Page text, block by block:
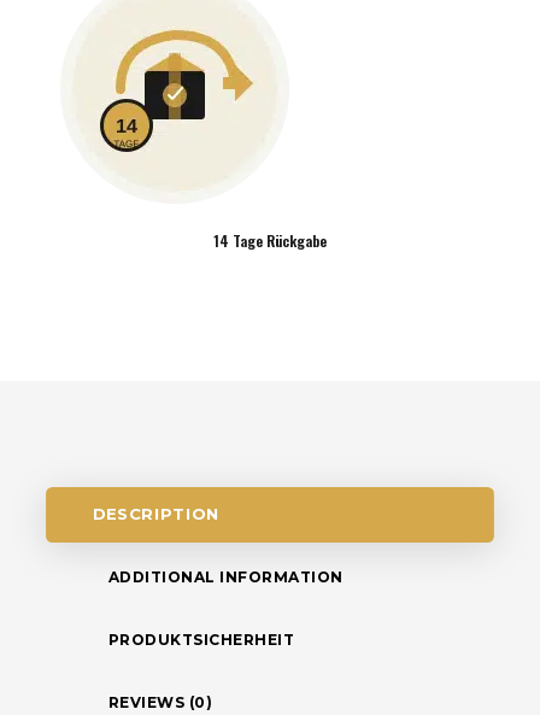
14 Tage Rückgabe
DESCRIPTION
ADDITIONAL INFORMATION
PRODUKTSICHERHEIT
REVIEWS (0)